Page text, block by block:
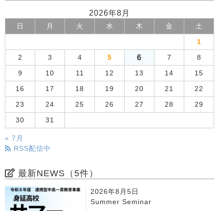
2026年8月
日 月 火 水 木 金 土
1
2 3 4 5 6 7 8
9 10 11 12 13 14 15
16 17 18 19 20 21 22
23 24 25 26 27 28 29
30 31
« 7月
RSS配信中
最新NEWS（5件）
2026年8月5日
Summer Seminar